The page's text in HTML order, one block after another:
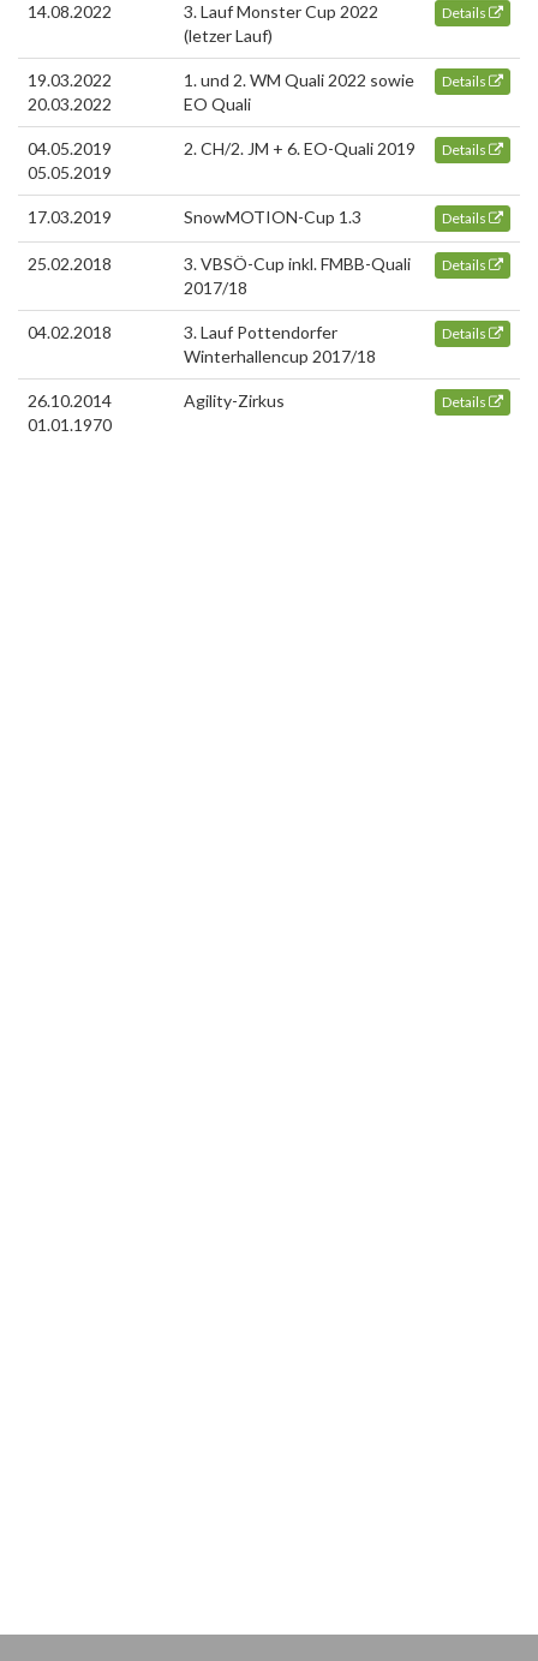
14.08.2022
3. Lauf Monster Cup 2022
(letzer Lauf)
Details
19.03.2022
20.03.2022
1. und 2. WM Quali 2022 sowie
EO Quali
Details
04.05.2019
05.05.2019
2. CH/2. JM + 6. EO-Quali 2019 Details
17.03.2019 SnowMOTION-Cup 1.3 Details
25.02.2018
3. VBSÖ-Cup inkl. FMBB-Quali
2017/18
Details
04.02.2018
3. Lauf Pottendorfer
Winterhallencup 2017/18
Details
26.10.2014
01.01.1970
Agility-Zirkus Details